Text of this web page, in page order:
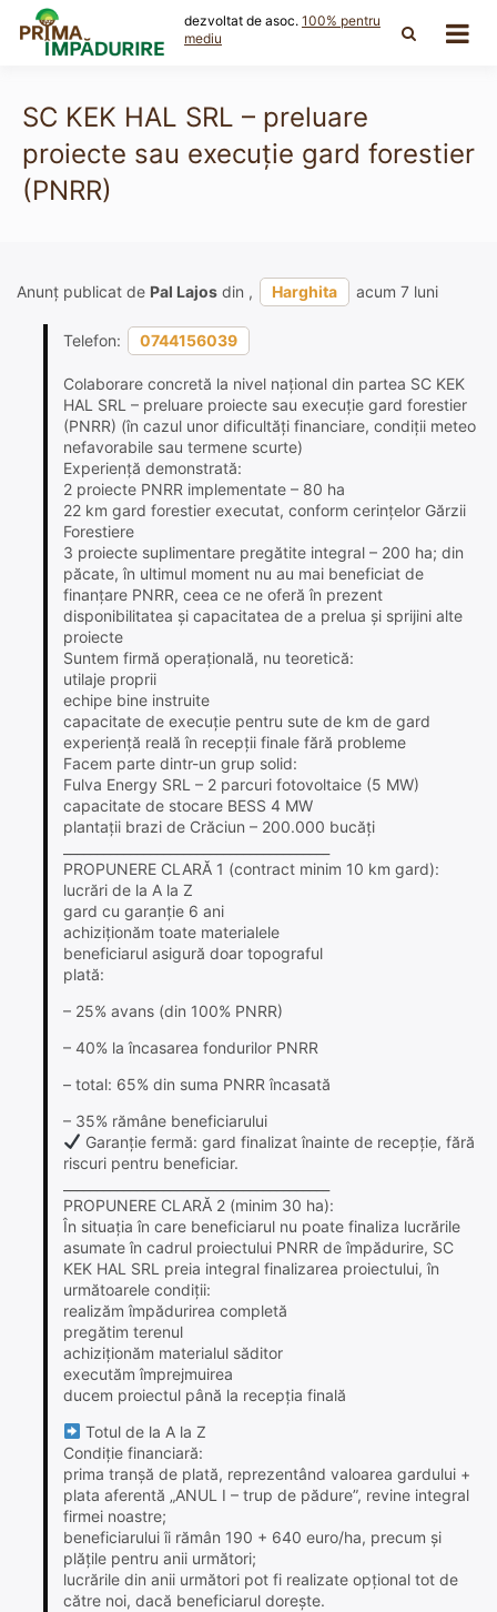
content
dezvoltat de asoc. 100% pentru
mediu
SC KEK HAL SRL – preluare
proiecte sau execuție gard forestier
(PNRR)
Anunț publicat de Pal Lajos din , Harghita acum 7 luni
Telefon: 0744156039
Colaborare concretă la nivel național din partea SC KEK
HAL SRL – preluare proiecte sau execuție gard forestier
(PNRR) (în cazul unor dificultăți financiare, condiții meteo
nefavorabile sau termene scurte)
Experiență demonstrată:
2 proiecte PNRR implementate – 80 ha
22 km gard forestier executat, conform cerințelor Gărzii
Forestiere
3 proiecte suplimentare pregătite integral – 200 ha; din
păcate, în ultimul moment nu au mai beneficiat de
finanțare PNRR, ceea ce ne oferă în prezent
disponibilitatea și capacitatea de a prelua și sprijini alte
proiecte
Suntem firmă operațională, nu teoretică:
utilaje proprii
echipe bine instruite
capacitate de execuție pentru sute de km de gard
experiență reală în recepții finale fără probleme
Facem parte dintr-un grup solid:
Fulva Energy SRL – 2 parcuri fotovoltaice (5 MW)
capacitate de stocare BESS 4 MW
plantații brazi de Crăciun – 200.000 bucăți
PROPUNERE CLARĂ 1 (contract minim 10 km gard):
lucrări de la A la Z
gard cu garanție 6 ani
achiziționăm toate materialele
beneficiarul asigură doar topograful
plată:
– 25% avans (din 100% PNRR)
– 40% la încasarea fondurilor PNRR
– total: 65% din suma PNRR încasată
– 35% rămâne beneficiarului
Garanție fermă: gard finalizat înainte de recepție, fără
riscuri pentru beneficiar.
PROPUNERE CLARĂ 2 (minim 30 ha):
În situația în care beneficiarul nu poate finaliza lucrările
asumate în cadrul proiectului PNRR de împădurire, SC
KEK HAL SRL preia integral finalizarea proiectului, în
următoarele condiții:
realizăm împădurirea completă
pregătim terenul
achiziționăm materialul săditor
executăm împrejmuirea
ducem proiectul până la recepția finală
Totul de la A la Z
Condiție financiară:
prima tranșă de plată, reprezentând valoarea gardului +
plata aferentă „ANUL I – trup de pădure”, revine integral
firmei noastre;
beneficiarului îi rămân 190 + 640 euro/ha, precum și
plățile pentru anii următori;
lucrările din anii următori pot fi realizate opțional tot de
către noi, dacă beneficiarul dorește.